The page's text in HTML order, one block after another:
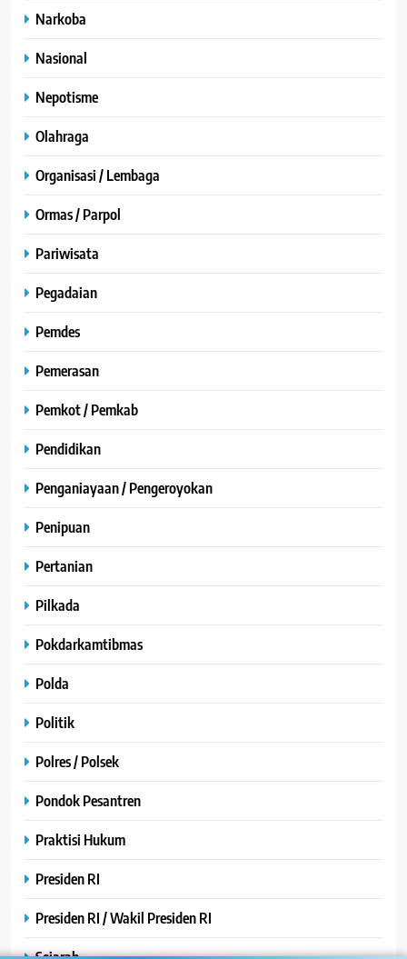
Narkoba
Nasional
Nepotisme
Olahraga
Organisasi / Lembaga
Ormas / Parpol
Pariwisata
Pegadaian
Pemdes
Pemerasan
Pemkot / Pemkab
Pendidikan
Penganiayaan / Pengeroyokan
Penipuan
Pertanian
Pilkada
Pokdarkamtibmas
Polda
Politik
Polres / Polsek
Pondok Pesantren
Praktisi Hukum
Presiden RI
Presiden RI / Wakil Presiden RI